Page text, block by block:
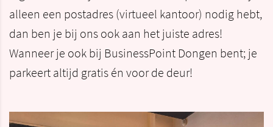
alleen een postadres (virtueel kantoor) nodig hebt,
dan ben je bij ons ook aan het juiste adres!
Wanneer je ook bij BusinessPoint Dongen bent; je
parkeert altijd gratis én voor de deur!